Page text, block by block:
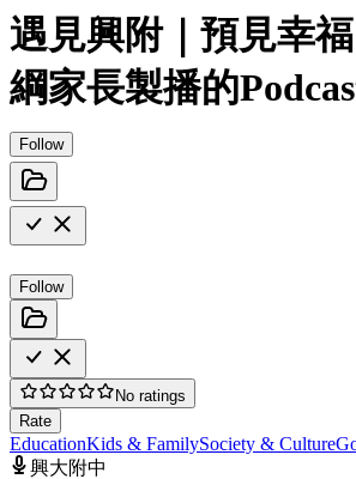
遇見興附｜預見幸
綱家長製播的
Follow
Follow
No ratings
Rate
EducationKids & FamilySociety & Culture
興大附中